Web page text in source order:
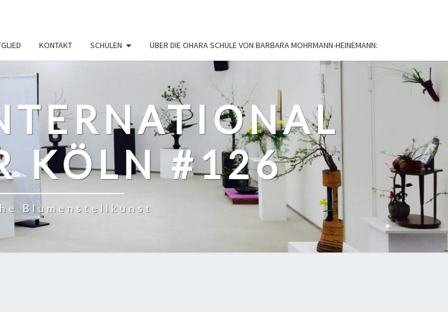
KONTAKT SCHULEN ÜBER DIE OHARA SCHULE VON BARBARA MOHRMANN-HEINEMANN:
KÖLN #126
Blumenstellkunst